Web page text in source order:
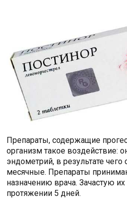
Препараты, содержащие
организм такое воздействие:
эндометрий, в результате чего
месячные. Препараты
назначению врача. Зачастую
протяжении 5 дней.